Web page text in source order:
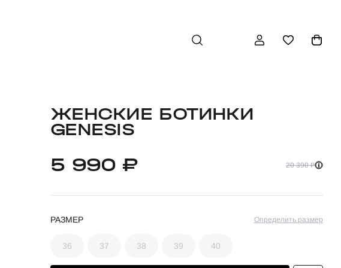
ЖЕНСКИЕ БОТИНКИ
GENESIS
5 990 ₽ 20 390 ₽
РАЗМЕР Определить размер
36 37 38 39 40